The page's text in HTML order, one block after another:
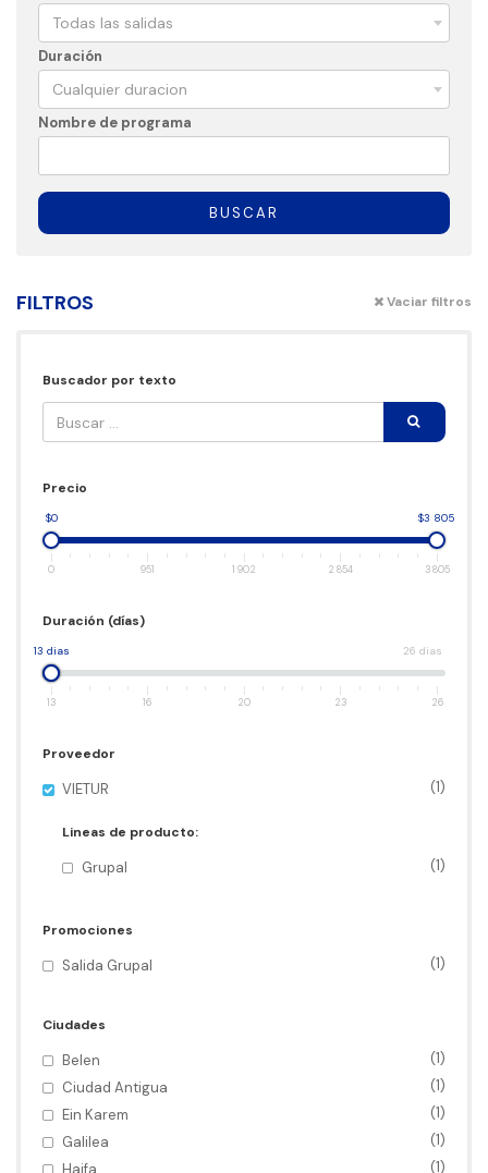
Todas las salidas
Duración
Cualquier duracion
Nombre de programa
BUSCAR
FILTROS Vaciar filtros
Buscador por texto
Precio
$0 $3 805
0 951 1 902 2 854 3 805
Duración (días)
26 dias
13 dias
13 16 20 23 26
Proveedor
VIETUR
Lineas de producto:
Grupal (1)
(1)
Promociones
Salida Grupal (1)
Ciudades
Belen
(1)
Ciudad Antigua
(1)
Ein Karem
(1)
Galilea
(1)
Haifa
(1)